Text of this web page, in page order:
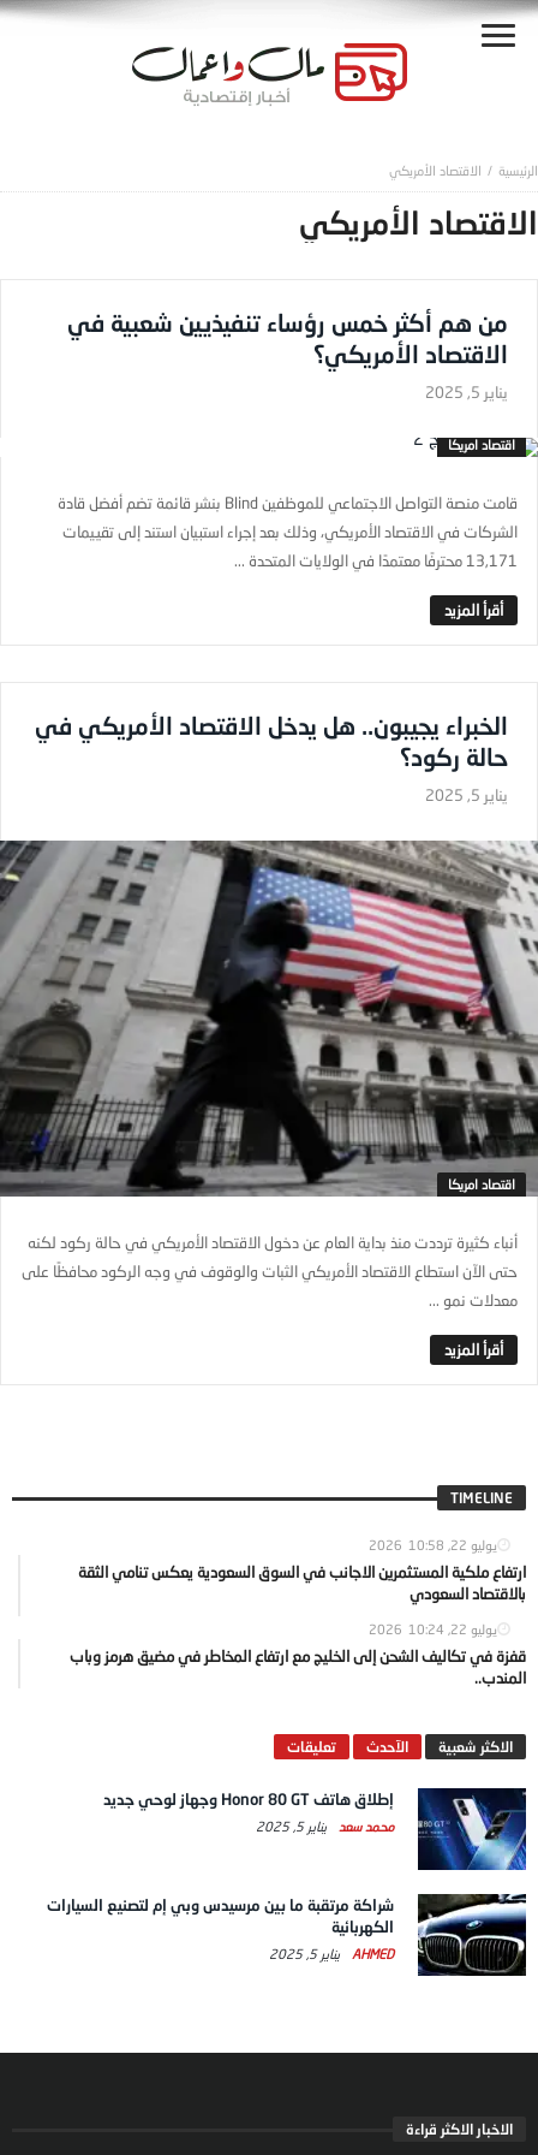
الاقتصاد الأمريكي
الاقتصاد الأمريكي
من هم أكثر خمس رؤساء تنفيذيين شعبية في
الاقتصاد الأمريكي؟
يناير 5, 2025
اقتصاد امريكا
قامت منصة التواصل الاجتماعي للموظفين Blind بنشر قائمة تضم أفضل قادة
الشركات في الاقتصاد الأمريكي، وذلك بعد إجراء استبيان استند إلى تقييمات
13,171 محترفًا معتمدًا في الولايات المتحدة ...
الخبراء يجيبون.. هل يدخل الاقتصاد الأمريكي في
حالة ركود؟
يناير 5, 2025
اقتصاد امريكا
أنباء كثيرة ترددت منذ بداية العام عن دخول الاقتصاد الأمريكي في حالة ركود لكنه
حتى الآن استطاع الاقتصاد الأمريكي الثبات والوقوف في وجه الركود محافظًا على
معدلات نمو ...
TIMELINE
يوليو 22, 2026 10:58
ارتفاع ملكية المستثمرين الاجانب في السوق السعودية يعكس تنامي الثقة
بالاقتصاد السعودي
يوليو 22, 2026 10:24
قفزة في تكاليف الشحن إلى الخليج مع ارتفاع المخاطر في مضيق هرمز وباب
المندب..
الاكثر شعبية الآحدث تعليقات
إطلاق هاتف Honor 80 GT وجهاز لوحي جديد
محمد سعد يناير 5, 2025
شراكة مرتقبة ما بين مرسيدس وبي إم لتصنيع السيارات
الكهربائية
AHMED يناير 5, 2025
الاخبار الاكثر قراءة